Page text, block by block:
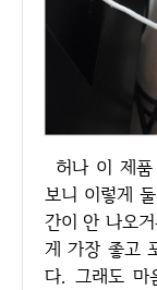
허나 이 제품 또한 엄연한 멀티콘센트! 부피가 있다
보니 이렇게
간이 안 나오
게 가장 좋고
다. 그래도 마